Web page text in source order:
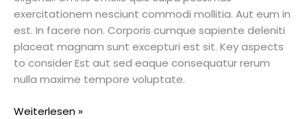
exercitationem nesciunt commodi mollitia. Aut eum in
est. In facere non. Corporis cumque sapiente deleniti
placeat magnam sunt excepturi est sit. Key aspects
to consider Est aut sed eaque consequatur rerum
nulla maxime tempore voluptate.
Weiterlesen »